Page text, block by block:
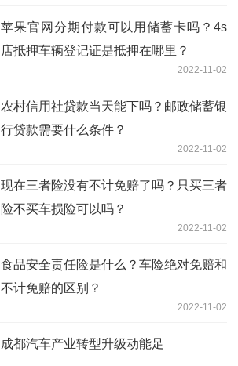
苹果官网分期付款可以用储蓄卡吗？4s
店抵押车辆登记证是抵押在哪里？
2022-11-02
农村信用社贷款当天能下吗？邮政储蓄银
行贷款需要什么条件？
2022-11-02
现在三者险没有不计免赔了吗？只买三者
险不买车损险可以吗？
2022-11-02
食品安全责任险是什么？车险绝对免赔和
不计免赔的区别？
2022-11-02
成都汽车产业转型升级动能足